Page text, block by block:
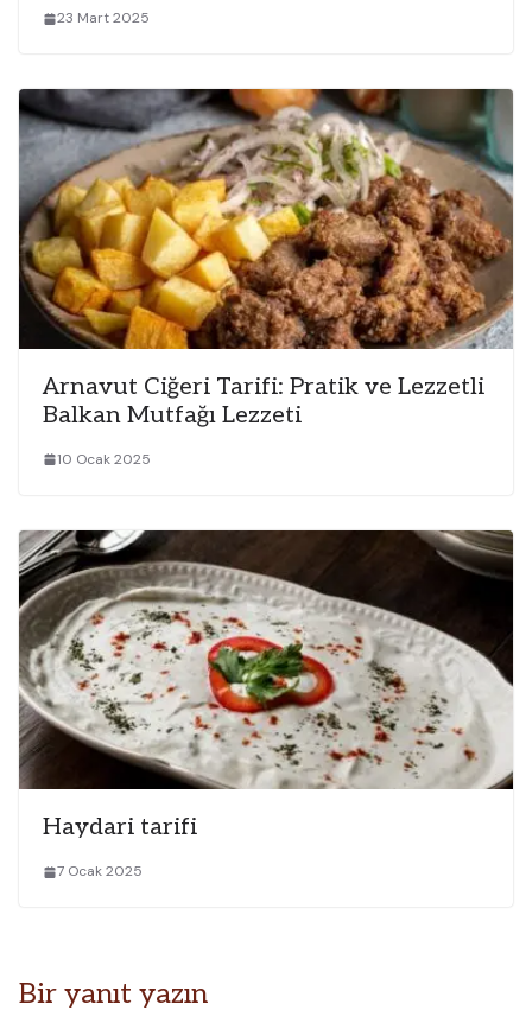
23 Mart 2025
Arnavut Ciğeri Tarifi: Pratik ve Lezzetli
Balkan Mutfağı Lezzeti
10 Ocak 2025
Haydari tarifi
7 Ocak 2025
Bir yanıt yazın